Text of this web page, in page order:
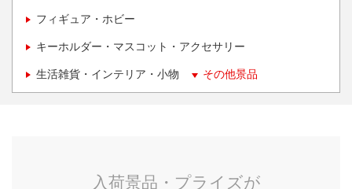
フィギュア・ホビー
キーホルダー・マスコット・アクセサリー
生活雑貨・インテリア・小物 その他景品